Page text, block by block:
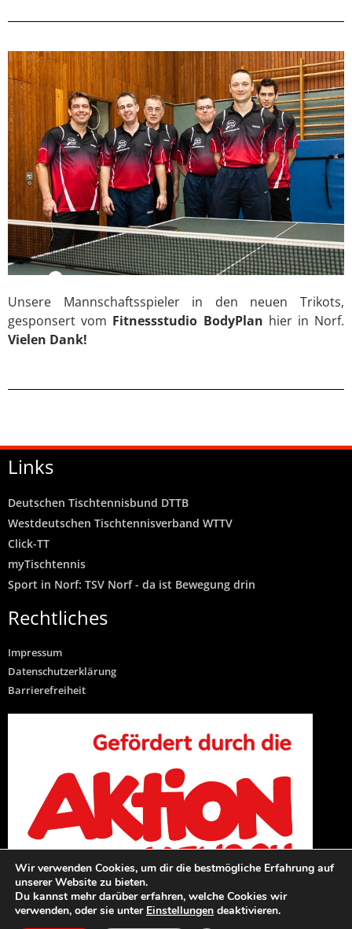
Unsere Mannschaftsspieler in den neuen Trikots,
gesponsert vom Fitnessstudio BodyPlan hier in Norf.
Vielen Dank!
Links
Deutschen Tischtennisbund DTTB
Westdeutschen Tischtennisverband WTTV
Click-TT
myTischtennis
Sport in Norf: TSV Norf - da ist Bewegung drin
Rechtliches
Impressum
Datenschutzerklärung
Barrierefreiheit
TTV Norf Song
Wir verwenden Cookies, um dir die bestmögliche Erfahrung auf
unserer Website zu bieten.
Du kannst mehr darüber erfahren, welche Cookies wir
verwenden, oder sie unter Einstellungen deaktivieren.